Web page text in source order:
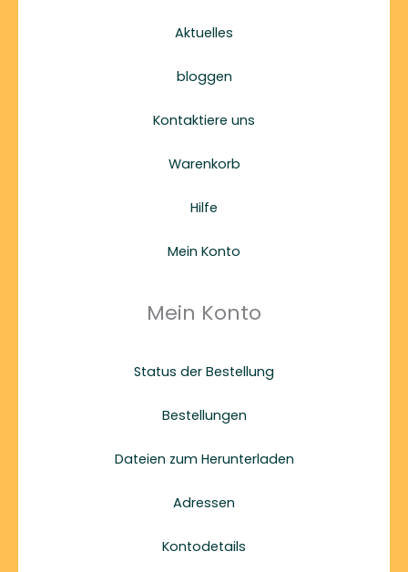
Aktuelles
bloggen
Kontaktiere uns
Warenkorb
Hilfe
Mein Konto
Mein Konto
Status der Bestellung
Bestellungen
Dateien zum Herunterladen
Adressen
Kontodetails